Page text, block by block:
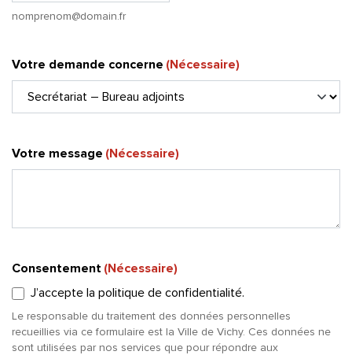
nomprenom@domain.fr
Votre demande concerne (Nécessaire)
Votre message (Nécessaire)
Consentement (Nécessaire)
J’accepte la politique de confidentialité.
Le responsable du traitement des données personnelles
recueillies via ce formulaire est la Ville de Vichy. Ces données ne
sont utilisées par nos services que pour répondre aux